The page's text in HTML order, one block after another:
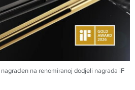
na renomiranoj dodjeli nagrada iF